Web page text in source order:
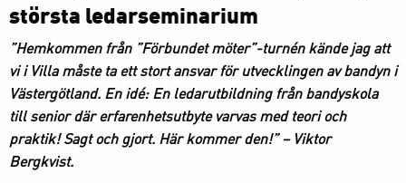
största ledarseminarium
”Hemkommen från ”Förbundet möter”-turnén kände jag att
vi i Villa måste ta ett stort ansvar för utvecklingen av bandyn i
Västergötland. En idé: En ledarutbildning från bandyskola
till senior där erfarenhetsutbyte varvas med teori och
praktik! Sagt och gjort. Här kommer den!” – Viktor
Bergkvist.